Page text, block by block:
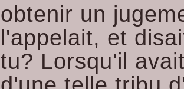
obtenir un
l'appelait, et
tu? Lorsqu'il